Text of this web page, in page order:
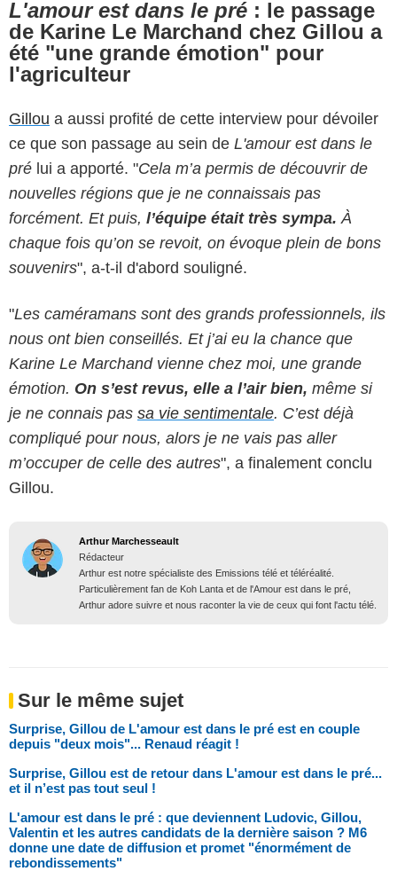
L'amour est dans le pré : le passage
de Karine Le Marchand chez Gillou a
été "une grande émotion" pour
l'agriculteur
Gillou a aussi profité de cette interview pour dévoiler
ce que son passage au sein de L'amour est dans le
pré lui a apporté. "Cela m’a permis de découvrir de
nouvelles régions que je ne connaissais pas
forcément. Et puis, l’équipe était très sympa. À
chaque fois qu’on se revoit, on évoque plein de bons
souvenirs", a-t-il d'abord souligné.
"Les caméramans sont des grands professionnels, ils
nous ont bien conseillés. Et j’ai eu la chance que
Karine Le Marchand vienne chez moi, une grande
émotion. On s’est revus, elle a l’air bien, même si
je ne connais pas sa vie sentimentale. C’est déjà
compliqué pour nous, alors je ne vais pas aller
m’occuper de celle des autres", a finalement conclu
Gillou.
Arthur Marchesseault
Rédacteur
Arthur est notre spécialiste des Emissions télé et téléréalité.
Particulièrement fan de Koh Lanta et de l'Amour est dans le pré,
Arthur adore suivre et nous raconter la vie de ceux qui font l'actu télé.
Sur le même sujet
Surprise, Gillou de L'amour est dans le pré est en couple
depuis "deux mois"... Renaud réagit !
Surprise, Gillou est de retour dans L'amour est dans le pré...
et il n’est pas tout seul !
L'amour est dans le pré : que deviennent Ludovic, Gillou,
Valentin et les autres candidats de la dernière saison ? M6
donne une date de diffusion et promet "énormément de
rebondissements"